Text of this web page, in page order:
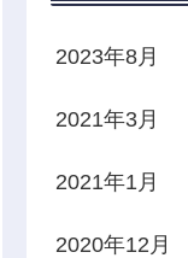
2023年8月
2021年3月
2021年1月
2020年12月